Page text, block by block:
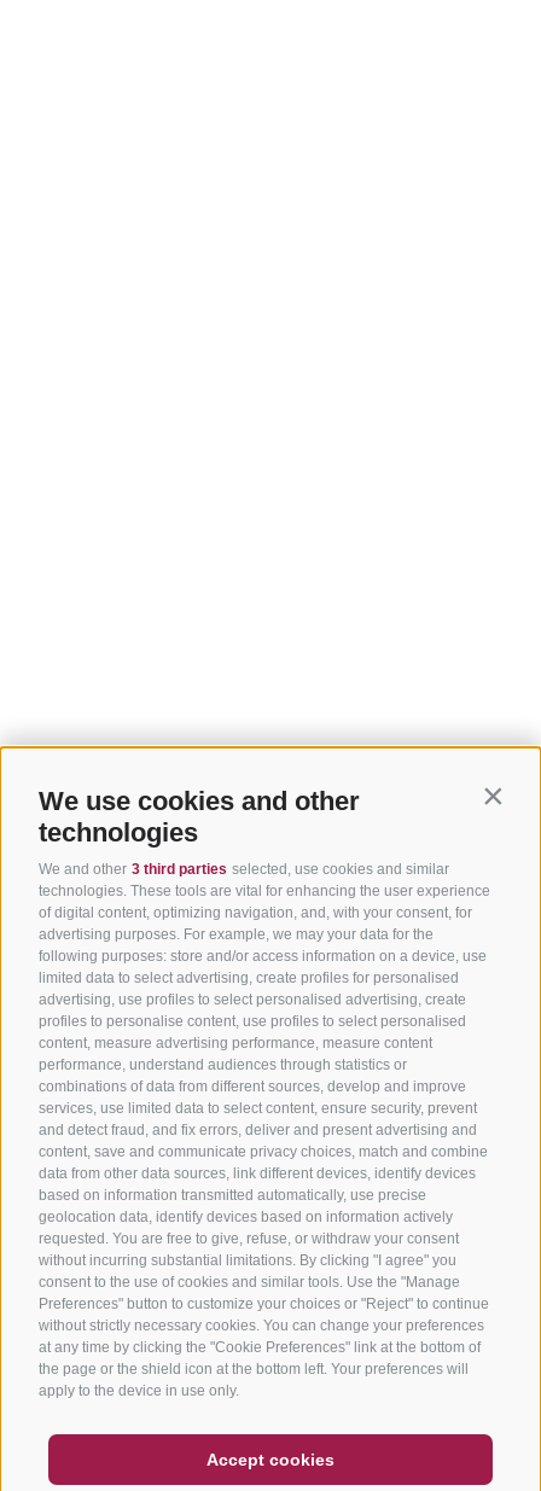
We use cookies and other
technologies
We and other 3 third parties selected, use cookies and similar
technologies. These tools are vital for enhancing the user experience
of digital content, optimizing navigation, and, with your consent, for
advertising purposes. For example, we may your data for the
following purposes: store and/or access information on a device, use
limited data to select advertising, create profiles for personalised
advertising, use profiles to select personalised advertising, create
profiles to personalise content, use profiles to select personalised
content, measure advertising performance, measure content
performance, understand audiences through statistics or
combinations of data from different sources, develop and improve
services, use limited data to select content, ensure security, prevent
and detect fraud, and fix errors, deliver and present advertising and
content, save and communicate privacy choices, match and combine
data from other data sources, link different devices, identify devices
based on information transmitted automatically, use precise
geolocation data, identify devices based on information actively
requested. You are free to give, refuse, or withdraw your consent
without incurring substantial limitations. By clicking "I agree" you
consent to the use of cookies and similar tools. Use the "Manage
Preferences" button to customize your choices or "Reject" to continue
without strictly necessary cookies. You can change your preferences
at any time by clicking the "Cookie Preferences" link at the bottom of
the page or the shield icon at the bottom left. Your preferences will
apply to the device in use only.
Accept cookies
NEWSLETTER
SOCIAL WALL WEATHER